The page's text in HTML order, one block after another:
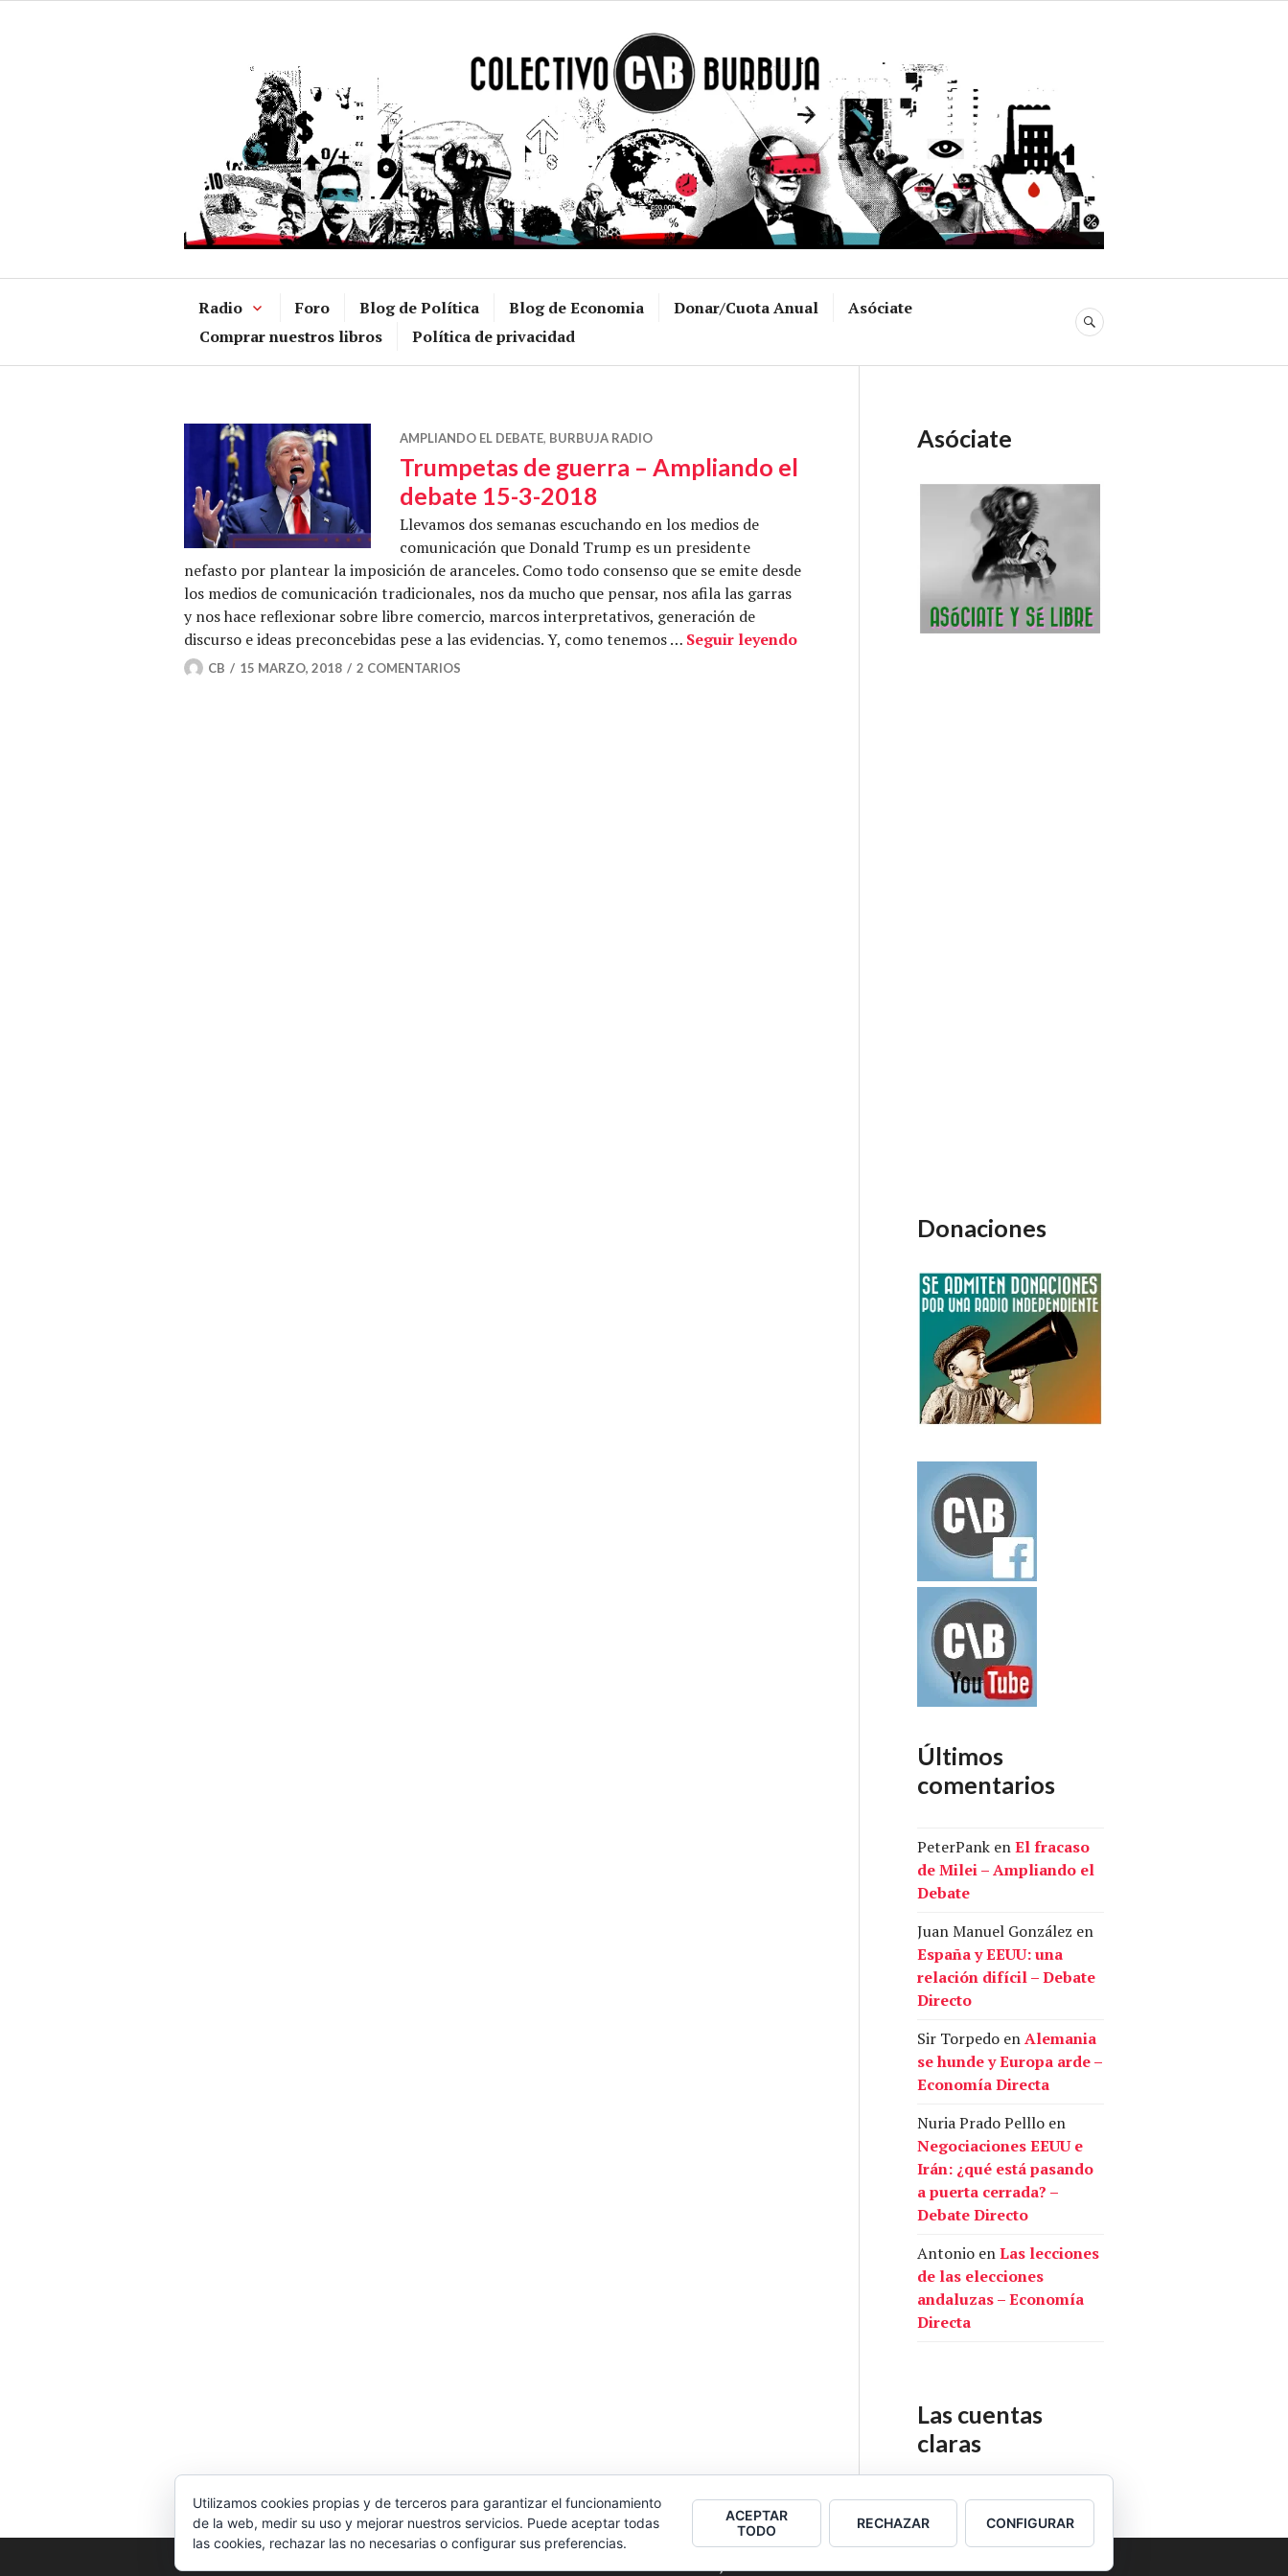
Radio Foro Blog de Política Blog de Economia Donar/Cuota Anual
Asóciate
Comprar nuestros libros
Política de privacidad
BUSCAR
AMPLIANDO EL DEBATE, BURBUJA RADIO
Trumpetas de guerra – Ampliando el
debate 15-3-2018
Llevamos dos semanas escuchando en los medios de
comunicación que Donald Trump es un presidente
nefasto por plantear la imposición de aranceles. Como todo consenso que se emite desde
los medios de comunicación tradicionales, nos da mucho que pensar, nos afila las garras
y nos hace reflexionar sobre libre comercio, marcos interpretativos, generación de
discurso e ideas preconcebidas pese a las evidencias. Y, como tenemos … Seguir leyendoTrumpetas de guerra – Ampliando el debate 15-3-2018
CB 15 MARZO, 2018 2 COMENTARIOS
Asóciate
Donaciones
Últimos
comentarios
PeterPank enEl fracaso
de Milei – Ampliando el
Debate
Juan Manuel González en
España y EEUU: una
relación difícil – Debate
Directo
Sir Torpedo enAlemania
se hunde y Europa arde –
Economía Directa
Nuria Prado Pelllo en
Negociaciones EEUU e
Irán: ¿qué está pasando
a puerta cerrada? –
Debate Directo
Antonio enLas lecciones
de las elecciones
andaluzas – Economía
Directa
Las cuentas
claras
Nuestras cuentas
2026 Colectivo Burbuja
Utilizamos cookies propias y de terceros para garantizar el funcionamiento
de la web, medir su uso y mejorar nuestros servicios. Puede aceptar todas
las cookies, rechazar las no necesarias o configurar sus preferencias.
ACEPTAR
TODO
RECHAZAR CONFIGURAR